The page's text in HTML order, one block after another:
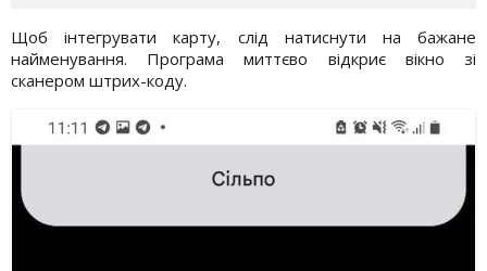
Щоб інтегрувати карту, слід натиснути на бажане
найменування. Програма миттєво відкриє вікно зі
сканером штрих-коду.